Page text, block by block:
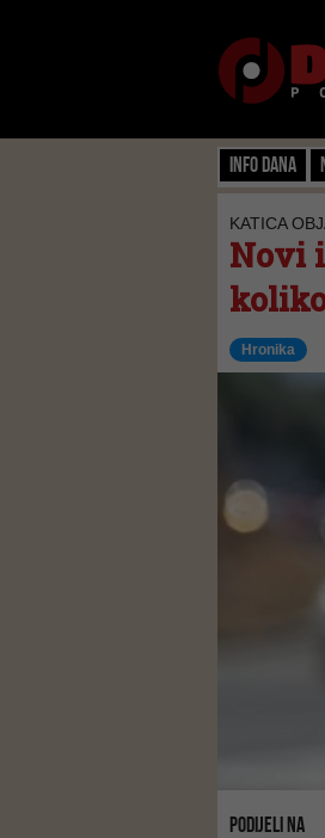
Info dana
KATICA
Novi
Hronika
PODIJELI NA